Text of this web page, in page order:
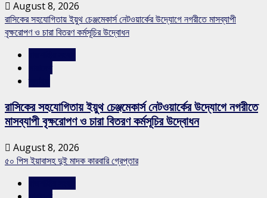
August 8, 2026
রাসিকের সহযোগিতায় ইয়ুথ চেঞ্জমেকার্স নেটওয়ার্কের উদ্যোগে নগরীতে মাসব্যাপী
বৃক্ষরোপণ ও চারা বিতরণ কর্মসূচির উদ্বোধন
রাসিকের সহযোগিতায় ইয়ুথ চেঞ্জমেকার্স নেটওয়ার্কের উদ্যোগে নগরীতে
মাসব্যাপী বৃক্ষরোপণ ও চারা বিতরণ কর্মসূচির উদ্বোধন
August 8, 2026
৫০ পিস ইয়াবাসহ দুই মাদক কারবারি গ্রেপ্তার